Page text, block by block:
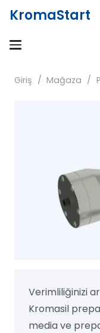
KromaStart
Giriş / Mağaza /
Verimliliğinizi
Kromasil
media ve